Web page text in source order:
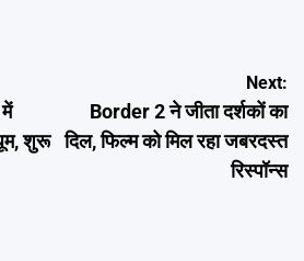
शुरू
Next:
Border 2 ने जीता दर्शकों का
दिल, फिल्म को मिल रहा जबरदस्त
रिस्पॉन्स